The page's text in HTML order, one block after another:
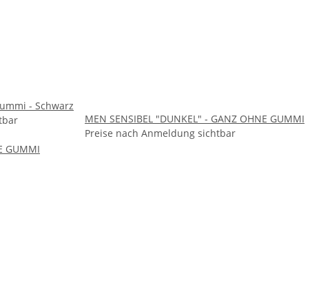
- Schwarz
MEN SENSIBEL "DUNKEL" - GANZ OHNE GUMMI
Preise nach Anmeldung sichtbar